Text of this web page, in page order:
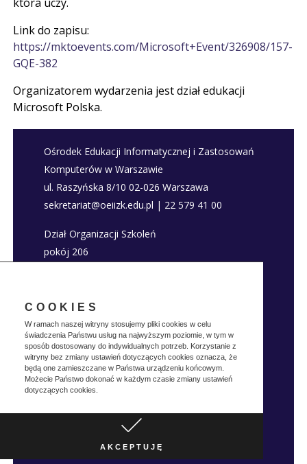
COOKIES
W ramach naszej witryny stosujemy pliki cookies w celu
świadczenia Państwu usług na najwyższym poziomie, w tym w
sposób dostosowany do indywidualnych potrzeb. Korzystanie z
witryny bez zmiany ustawień dotyczących cookies oznacza, że
będą one zamieszczane w Państwa urządzeniu końcowym.
Możecie Państwo dokonać w każdym czasie zmiany ustawień
dotyczących cookies.
AKCEPTUJĘ
która uczy.
Link do zapisu:
https://mktoevents.com/Microsoft+Event/326908/157-
GQE-382
Organizatorem wydarzenia jest dział edukacji
Microsoft Polska.
Ośrodek Edukacji Informatycznej i Zastosowań
Komputerów w Warszawie
ul. Raszyńska 8/10 02-026 Warszawa
sekretariat@oeiizk.edu.pl | 22 579 41 00
Dział Organizacji Szkoleń
pokój 206
Polityka prywatnosci